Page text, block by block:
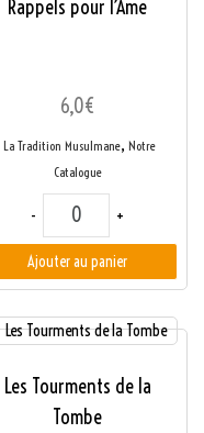
Rappels pour l’Âme
6,0€
La Tradition Musulmane, Notre
Catalogue
- quantité de Rappels
+
Ajouter au panier
Les Tourments de la
Tombe